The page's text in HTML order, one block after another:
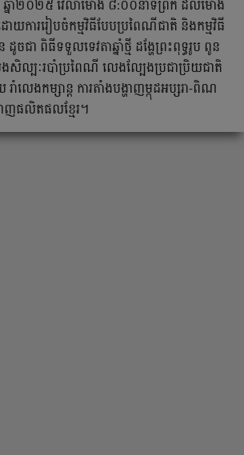
ឆ្នាំ២០២៥ វេលាម៉ោង ៨:០០នាទីព្រឹក ដល់ម៉ោង
ការរៀបចំកម្មវិធីបែបប្រពៃណីជាតិ និងកម្មវិធី
ដូចជា ពិធីទទួលទេវតាឆ្នាំថ្មី ដង្ហែព្រះពុទ្ធរូប ពូន
ែងសិល្បៈរបាំប្រពៃណី លេងល្បែងប្រជាប្រិយជាតិ
លេងកម្សាន្ត ការតាំងបង្ហាញម្កុដអប្សរា-ពិណ
ាញផលិតផលខ្មែរ។